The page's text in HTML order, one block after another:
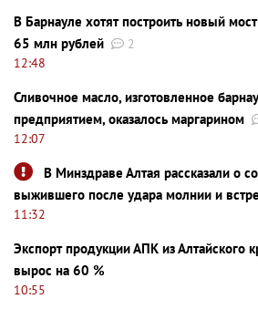
В Барнауле хотят построить новый
65 млн рублей
2
12:48
Сливочное масло, изготовленное
предприятием, оказалось маргарином
12:07
В Минздраве Алтая рассказали о
выжившего после удара молнии и
11:32
Экспорт продукции АПК из Алтайского
вырос на 60 %
10:55